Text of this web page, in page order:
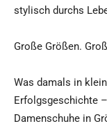
stylisch durchs
Große Größen.
Was damals in
Erfolgsgeschichte
Damenschuhe in